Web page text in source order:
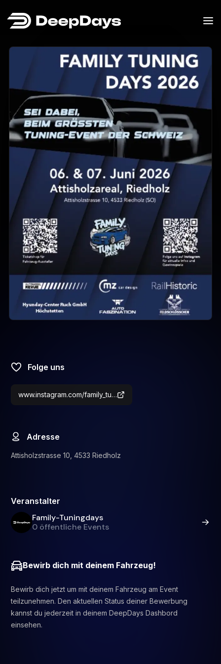
Folge uns
www.instagram.com/family_tuningdays_schweiz?igsh=aTA2NXlpYmYwdmls&utm_source=qr
Adresse
Attisholzstrasse 10, 4533 Riedholz
Veranstalter
Family-Tuningdays
0 öffentliche Events
Bewirb dich mit deinem Fahrzeug!
Bewirb dich jetzt um mit deinem Fahrzeug am Event
teilzunehmen. Den aktuellen Status deiner Bewerbung
kannst du jederzeit in deinem DeepDays Dashbord
einsehen.